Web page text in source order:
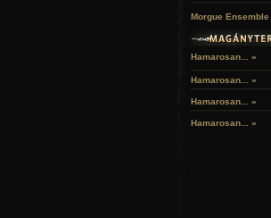
Morgue Ensemble
Hamarosan... »
Hamarosan... »
Hamarosan... »
Hamarosan... »